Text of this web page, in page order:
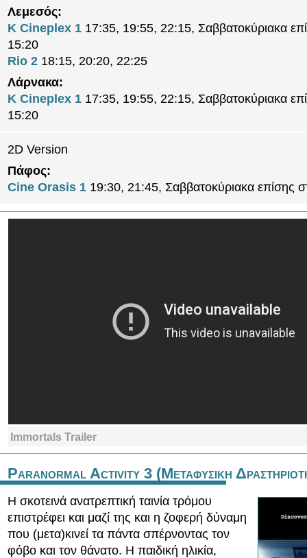
Λεμεσός:
K Cineplex 1 17:35, 19:55, 22:15, Σαββατοκύριακα
15:20
Rio 2 18:15, 20:20, 22:25
Λάρνακα:
K Cineplex 1 17:35, 19:55, 22:15, Σαββατοκύριακα
15:20
2D Version
Πάφος:
Cine Orasis 1 19:30, 21:45, Σαββατοκύριακα επίσης
Immortals Trailer
Paranormal Activity 3 (Μεταφυσικη
Η σκοτεινά ανατρεπτική ταινία τρόμου
επιστρέφει και μαζί της και η ζοφερή δύναμη
που (μετα)κινεί τα πάντα σπέρνοντας τον
φόβο και τον θάνατο. Η παιδική ηλικία,